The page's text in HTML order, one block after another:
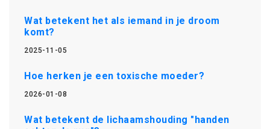
Wat betekent het als iemand in je droom
komt?
2025-11-05
Hoe herken je een toxische moeder?
2026-01-08
Wat betekent de lichaamshouding "handen